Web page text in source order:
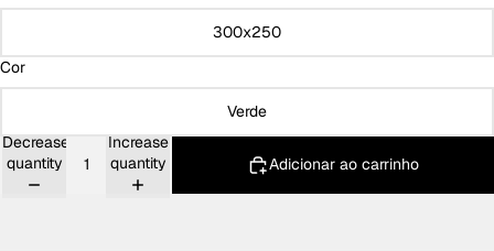
300x250
Cor
Verde
Decrease
quantity
Increase
quantity
Adicionar ao carrinho